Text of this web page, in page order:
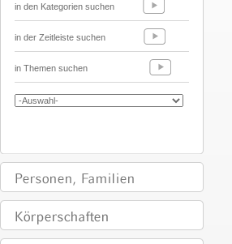
in den Kategorien suchen
in der Zeitleiste suchen
in Themen suchen